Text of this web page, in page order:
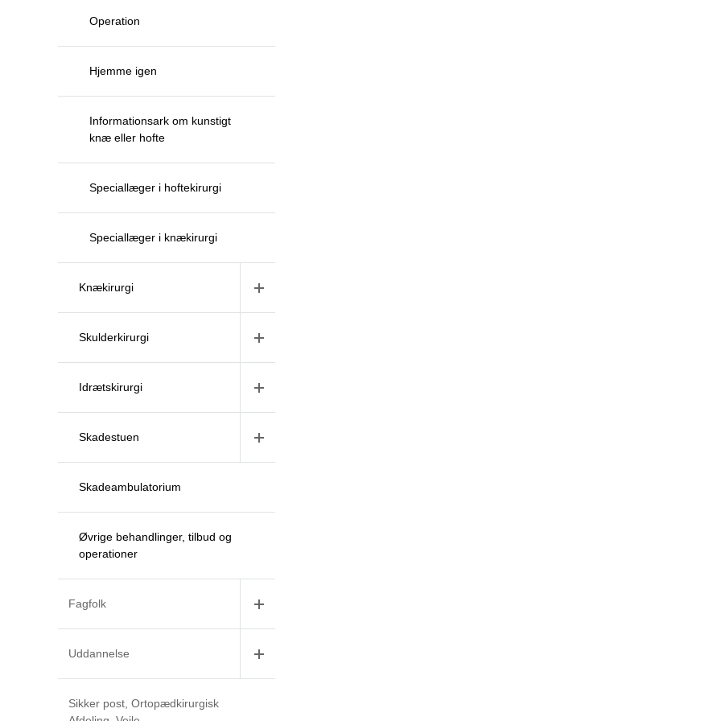
Operation
Hjemme igen
Informationsark om kunstigt
knæ eller hofte
Speciallæger i hoftekirurgi
Speciallæger i knækirurgi
Knækirurgi
Skulderkirurgi
Idrætskirurgi
Skadestuen
Skadeambulatorium
Øvrige behandlinger, tilbud og
operationer
Fagfolk
Uddannelse
Sikker post, Ortopædkirurgisk